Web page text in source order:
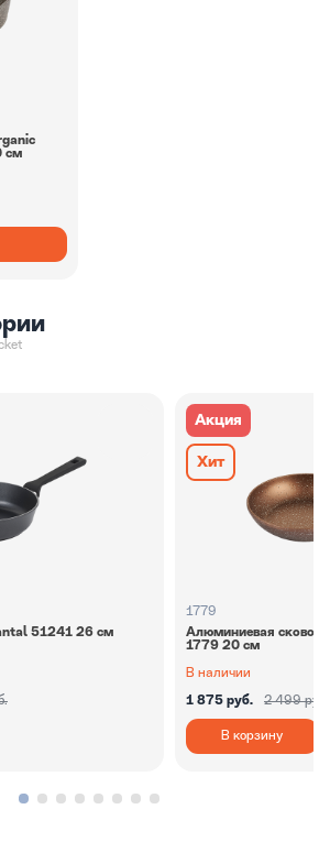
см
51241 26 см
Акция
Хит
1779
Алюминиевая
1779 20 см
В наличии
1 875 руб. 2 499 руб.
В корзину